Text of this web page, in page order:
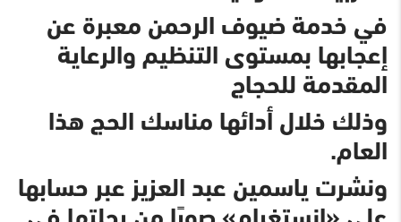
في خدمة ضيوف الرحمن معبرة عن
إعجابها بمستوى التنظيم والرعاية
المقدمة للحجاج
وذلك خلال أدائها مناسك الحج هذا
العام.
ونشرت ياسمين عبد العزيز عبر حسابها
على «إنستغرام» صورًا من رحلتها في